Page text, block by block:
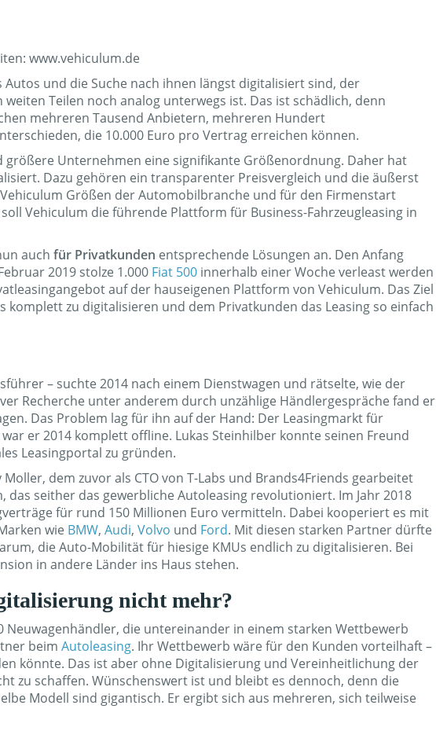
www.vehiculum.de
und die Suche nach ihnen längst digitalisiert sind, der
Teilen noch analog unterwegs ist. Das ist schädlich, denn
mehreren Tausend Anbietern, mehreren Hundert
die 10.000 Euro pro Vertrag erreichen können.
größere Unternehmen eine signifikante Größenordnung. Daher hat
Dazu gehören ein transparenter Preisvergleich und die äußerst
Größen der Automobilbranche und für den Firmenstart
Vehiculum die führende Plattform für Business-Fahrzeugleasing in
auch für Privatkunden entsprechende Lösungen an. Den Anfang
2019 stolze 1.000 Fiat 500 innerhalb einer Woche verleast werden
auf der hauseigenen Plattform von Vehiculum. Das Ziel
komplett zu digitalisieren und dem Privatkunden das Leasing so einfach
– suchte 2014 nach einem Dienstwagen und rätselte, wie der
Recherche unter anderem durch unzählige Händlergespräche fand er
Das Problem lag für ihn auf der Hand: Der Leasingmarkt für
er 2014 komplett offline. Lukas Steinhilber konnte seinen Freund
Leasingportal zu gründen.
dem zuvor als CTO von T-Labs und Brands4Friends gearbeitet
das seither das gewerbliche Autoleasing revolutioniert. Im Jahr 2018
für rund 150 Millionen Euro vermitteln. Dabei kooperiert es mit
wie BMW, Audi, Volvo und Ford. Mit diesen starken Partner dürfte
die Auto-Mobilität für hiesige KMUs endlich zu digitalisieren. Bei
in andere Länder ins Haus stehen.
nicht mehr?
Neuwagenhändler, die untereinander in einem starken Wettbewerb
beim Autoleasing. Ihr Wettbewerb wäre für den Kunden vorteilhaft –
könnte. Das ist aber ohne Digitalisierung und Vereinheitlichung der
zu schaffen. Wünschenswert ist und bleibt es dennoch, denn die
Modell sind gigantisch. Er ergibt sich aus mehreren, sich teilweise